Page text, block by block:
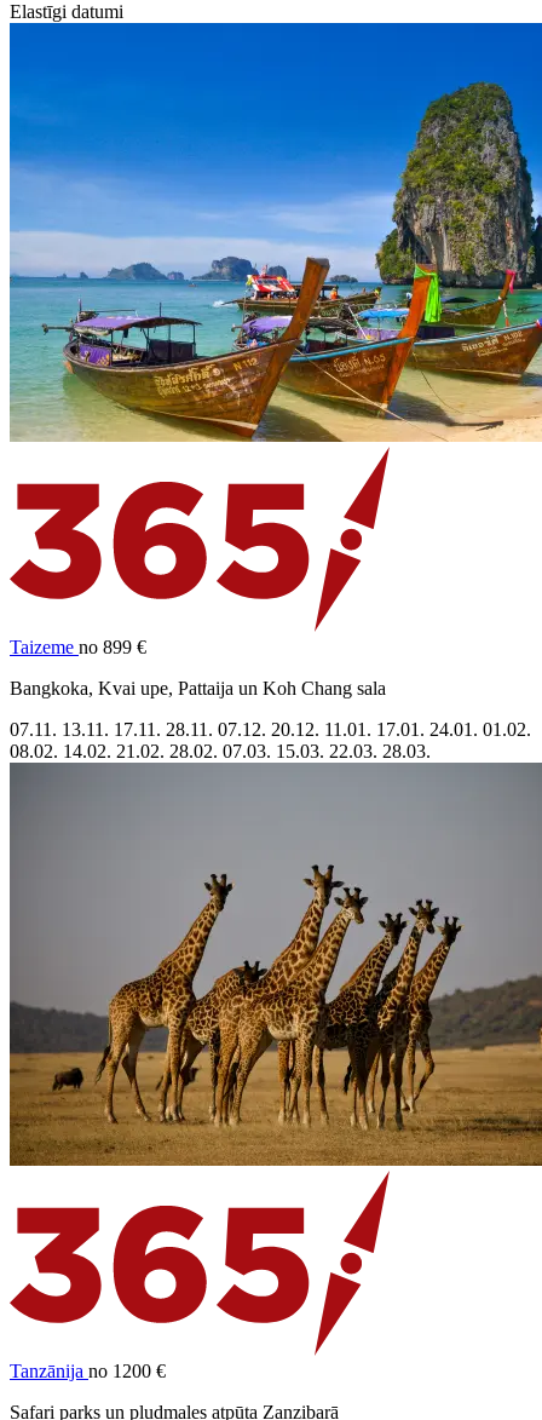
Elastīgi datumi
Taizeme no 899 €
Bangkoka, Kvai upe, Pattaija un Koh Chang sala
07.11. 13.11. 17.11. 28.11. 07.12. 20.12. 11.01. 17.01. 24.01. 01.02.
08.02. 14.02. 21.02. 28.02. 07.03. 15.03. 22.03. 28.03.
Tanzānija no 1200 €
Safari parks un pludmales atpūta Zanzibarā